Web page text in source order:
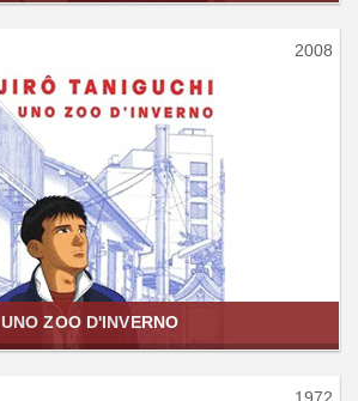
2008
UNO ZOO D'INVERNO